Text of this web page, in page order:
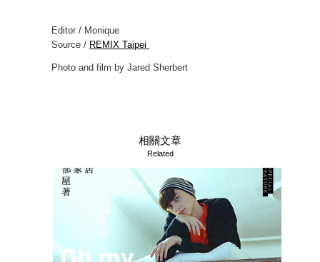
Editor / Monique
Source / REMIX Taipei
Photo and film by Jared Sherbert
相關文章
Related